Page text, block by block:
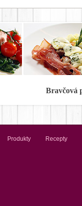
Bravčová
Produkty Recepty